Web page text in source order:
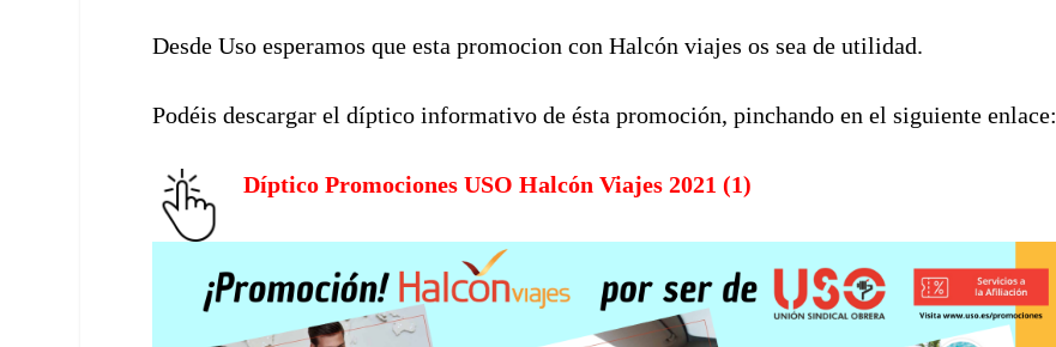
Desde Uso esperamos que esta promocion con Halcón viajes os sea de utilidad.
Podéis descargar el díptico informativo de ésta promoción, pinchando en el siguiente enlace:
Díptico Promociones USO Halcón Viajes 2021 (1)